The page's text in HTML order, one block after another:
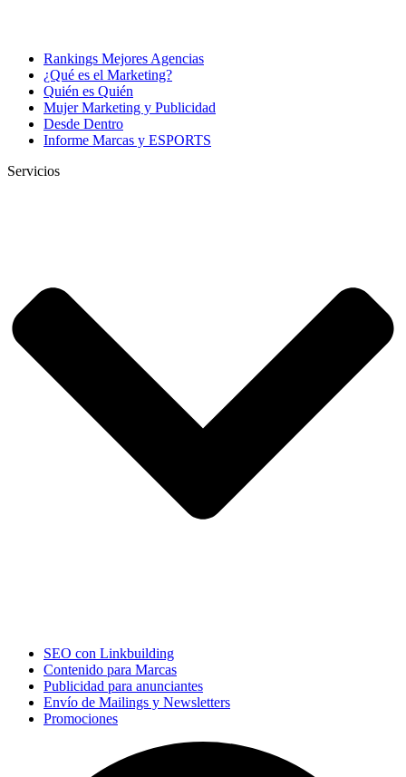
Rankings Mejores Agencias
¿Qué es el Marketing?
Quién es Quién
Mujer Marketing y Publicidad
Desde Dentro
Informe Marcas y ESPORTS
Servicios
SEO con Linkbuilding
Contenido para Marcas
Publicidad para anunciantes
Envío de Mailings y Newsletters
Promociones